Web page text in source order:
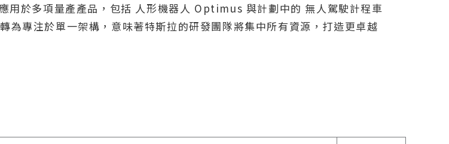
用於多項量產產品，包括 人形機器人 Optimus 與計劃中的 無人駕駛計程車
專注於單一架構，意味著特斯拉的研發團隊將集中所有資源，打造更卓越